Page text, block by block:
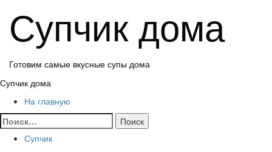
содержимому
Супчик дома
Готовим самые вкусные супы дома
Основное
Супчик дома
На главную
Найти:
Супчик